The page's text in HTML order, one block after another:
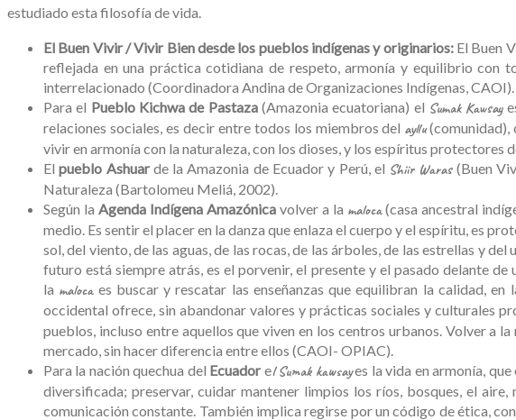
estudiado esta filosofía de vida.
El Buen Vivir / Vivir Bien desde los pueblos indígenas y originarios: El Buen
reflejada en una práctica cotidiana de respeto, armonía y equilibrio con
interrelacionado (Coordinadora Andina de Organizaciones Indígenas, CAOI).
Para el Pueblo Kichwa de Pastaza(Amazonia ecuatoriana) el Sumak Kawsay
relaciones sociales, es decir entre todos los miembros del ayllu(comunidad),
vivir en armonía con la naturaleza, con los dioses, y los espíritus protectores
Elpueblo Ashuarde la Amazonia de Ecuador y Perú, el Shiir Waras(Buen
Naturaleza (Bartolomeu Meliá, 2002).
Según la Agenda Indígena Amazónicavolver a la maloca(casa ancestral
medio. Es sentir el placer en la danza que enlaza el cuerpo y el espíritu, es
sol, del viento, de las aguas, de las rocas, de las árboles, de las estrellas y
futuro está siempre atrás, es el porvenir, el presente y el pasado delante
la malocaes buscar y rescatar las enseñanzas que equilibran la calidad,
occidental ofrece, sin abandonar valores y prácticas sociales y culturales
pueblos, incluso entre aquellos que viven en los centros urbanos. Volver a
mercado, sin hacer diferencia entre ellos (CAOI- OPIAC).
Para la nación quechua del Ecuador el Sumak kawsayes la vida en armonía,
diversificada; preservar, cuidar mantener limpios los ríos, bosques, el
comunicación constante. También implica regirse por un código de ética,